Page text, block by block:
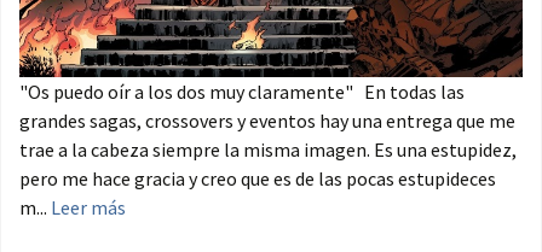
"Os puedo oír a los dos muy claramente" En todas las
grandes sagas, crossovers y eventos hay una entrega que me
trae a la cabeza siempre la misma imagen. Es una estupidez,
pero me hace gracia y creo que es de las pocas estupideces
m... Leer más